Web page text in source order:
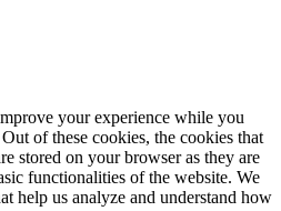
your experience while you
of these cookies, the cookies that
stored on your browser as they are
functionalities of the website. We
help us analyze and understand how